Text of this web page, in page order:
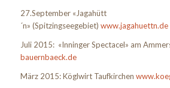
27.September «Jagahütt
´n» (Spitzingseegebiet) www.jagahuettn.de
Juli 2015: «Inninger Spectacel» am
bauernbaeck.de
März 2015: Köglwirt Taufkirchen